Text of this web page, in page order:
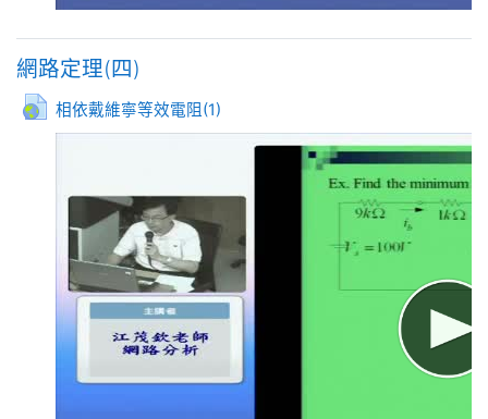
網路定理(四)
相依戴維寧等效電阻(1)
網址